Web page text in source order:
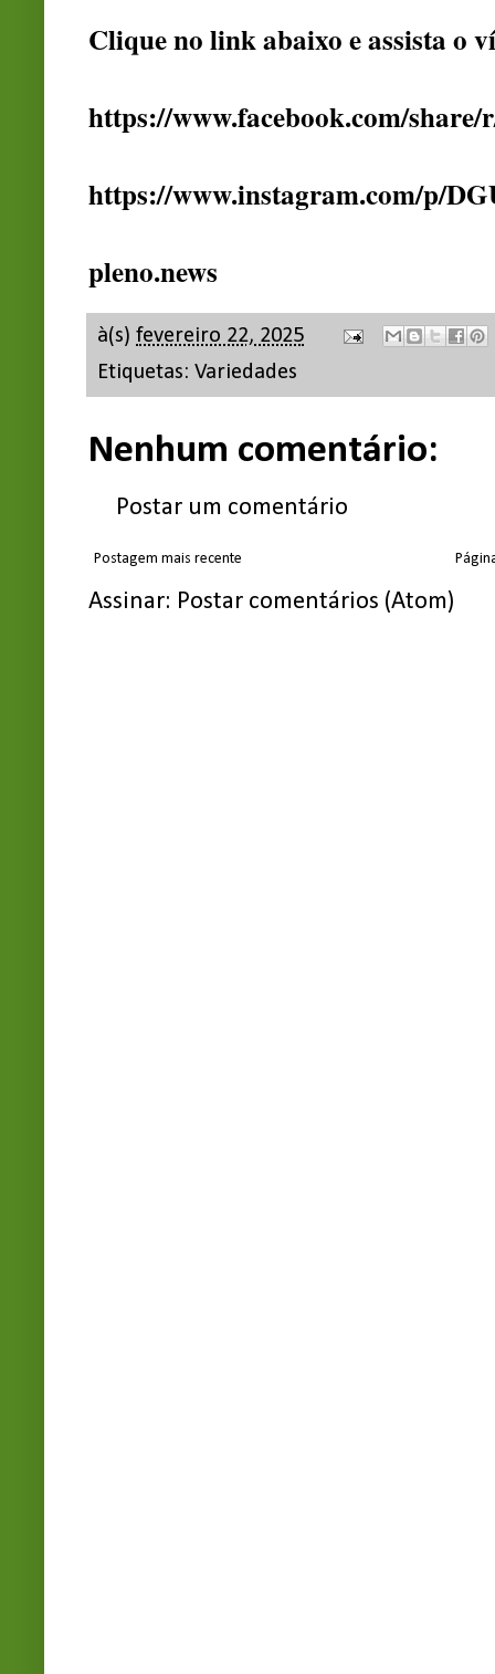
Clique no link abaixo e assista o
https://www.facebook.com/
https://www.instagram.com/p/
pleno.news
à(s) fevereiro 22, 2025
Etiquetas: Variedades
Nenhum comentário:
Postar um comentário
Postagem mais recente
Assinar: Postar comentários (Atom)